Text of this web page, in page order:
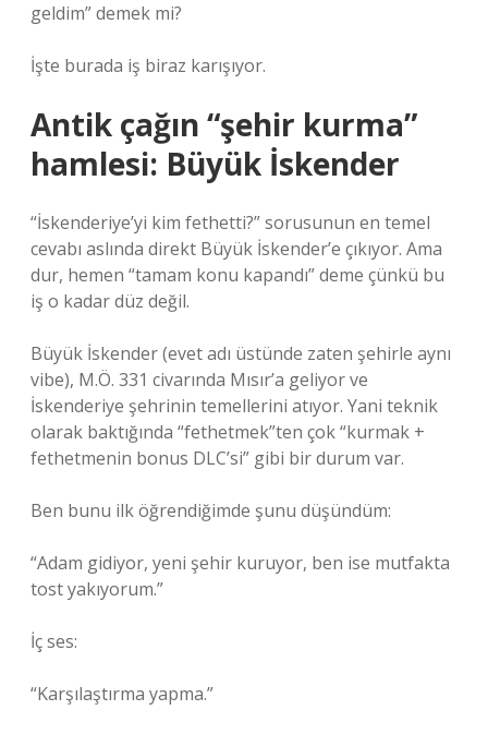
geldim” demek mi?
İşte burada iş biraz karışıyor.
Antik çağın “şehir kurma”
hamlesi: Büyük İskender
“İskenderiye’yi kim fethetti?” sorusunun en temel
cevabı aslında direkt Büyük İskender’e çıkıyor. Ama
dur, hemen “tamam konu kapandı” deme çünkü bu
iş o kadar düz değil.
Büyük İskender (evet adı üstünde zaten şehirle aynı
vibe), M.Ö. 331 civarında Mısır’a geliyor ve
İskenderiye şehrinin temellerini atıyor. Yani teknik
olarak baktığında “fethetmek”ten çok “kurmak +
fethetmenin bonus DLC’si” gibi bir durum var.
Ben bunu ilk öğrendiğimde şunu düşündüm:
“Adam gidiyor, yeni şehir kuruyor, ben ise mutfakta
tost yakıyorum.”
İç ses:
“Karşılaştırma yapma.”